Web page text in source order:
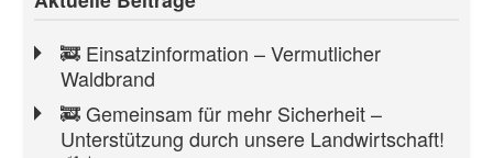
🚒 Einsatzinformation – Vermutlicher
Waldbrand
🚒 Gemeinsam für mehr Sicherheit –
Unterstützung durch unsere Landwirtschaft!